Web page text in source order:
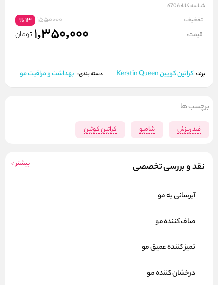
شناسه کالا:6706
تخفیف: 1550000
13
%
قیمت: 1,350,000 تومان
برند: کراتین کویین Keratin Queen دسته بندی: بهداشت و مراقبت مو
نقد و بررسی تخصصی بیشتر
آبرسانی به مو
صاف کننده مو
تمیز کننده عمیق مو
درخشان کننده مو
برچسب ها
ضد ریزش شامپو کراتین کوئین